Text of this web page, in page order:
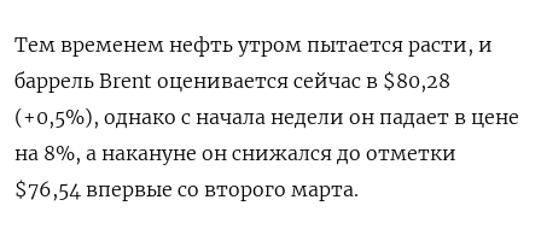
Тем временем нефть утром пытается расти, и
баррель Brent оценивается сейчас в $80,28
(+0,5%), однако с начала недели он ​падает в цене
на 8%, а ​накануне он снижался до отметки
$76,54 ‌впервые со второго марта.